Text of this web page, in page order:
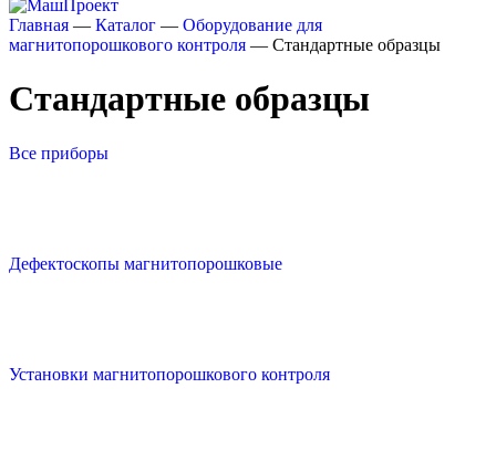
Главная — Каталог — Оборудование для
магнитопорошкового контроля — Стандартные образцы
Стандартные образцы
Все приборы
Дефектоскопы магнитопорошковые
Установки магнитопорошкового контроля